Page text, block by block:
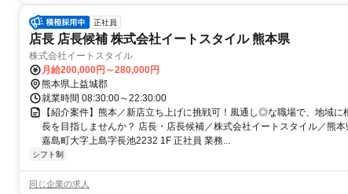
正社員
店長 店長候補 株式会社イートスタイル 熊本県
株式会社イートスタイル
月給200,000円～280,000円
熊本県上益城郡
就業時間 08:30:00～22:30:00
【紹介案件】熊本／新店立ち上げに挑戦可！風通し◎な職場で、地域に
長を目指しませんか？ 店長・店長候補／株式会社イートスタイル／熊本
嘉島町大字上島字長池2232 1F 正社員 業務...
シフト制
同じ企業の求人